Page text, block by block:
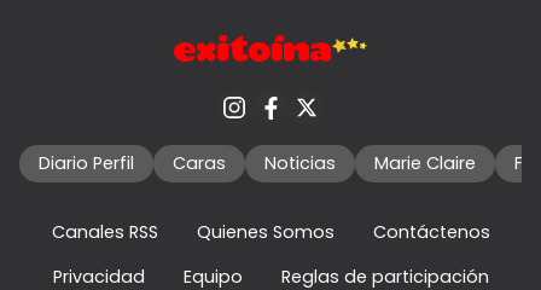
Diario Perfil Caras Noticias Marie Claire
Canales RSS Quienes Somos
Contáctenos
Privacidad
Equipo Reglas de participación